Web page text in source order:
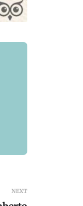
NEXT